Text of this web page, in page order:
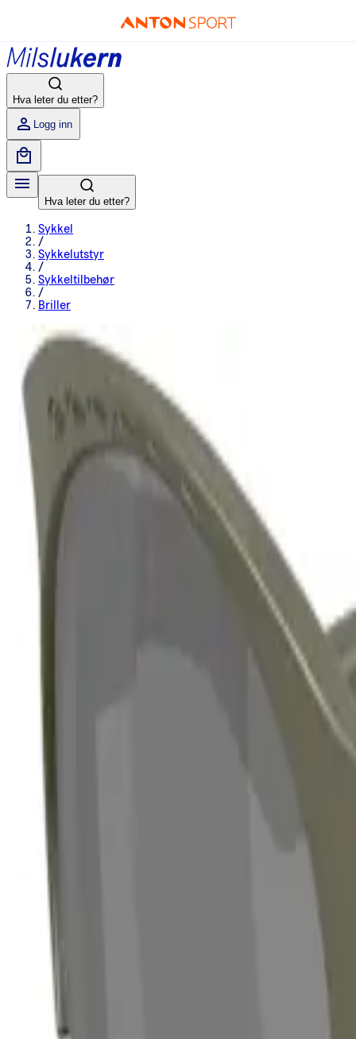
Hva leter du etter?
Logg inn
Hva leter du etter?
Sykkel
/
Sykkelutstyr
/
Sykkeltilbehør
/
Briller